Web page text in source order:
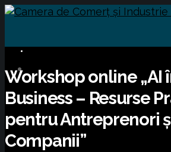
Workshop online „AI
Business – Resurse
pentru Antreprenori
Companii”